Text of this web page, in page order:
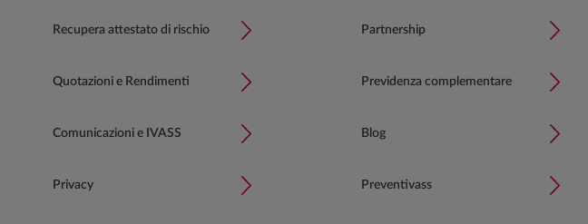
Recupera attestato di rischio
Quotazioni e Rendimenti
Comunicazioni e IVASS
Privacy
Partnership
Previdenza complementare
Blog
Preventivass